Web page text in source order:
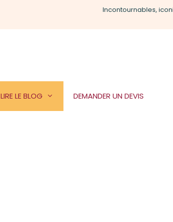
Incontournables,
LIRE LE BLOG DEMANDER UN DEVIS